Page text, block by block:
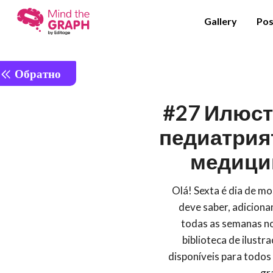
Gallery
Обратно
#27
Olá! Sexta é dia de
deve saber,
todas as semanas
biblioteca de
disponíveis para